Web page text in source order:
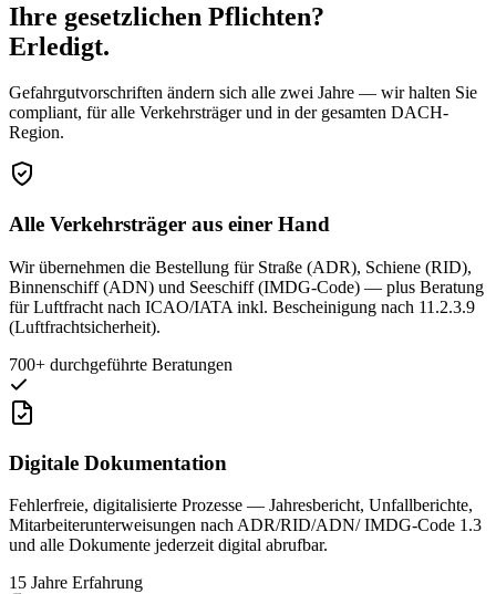
Ihre gesetzlichen Pflichten?
Erledigt.
Gefahrgutvorschriften ändern sich alle zwei Jahre — wir halten Sie
compliant, für alle Verkehrsträger und in der gesamten DACH-
Region.
Alle Verkehrsträger aus einer Hand
Wir übernehmen die Bestellung für Straße (ADR), Schiene (RID),
Binnenschiff (ADN) und Seeschiff (IMDG-Code) — plus Beratung
für Luftfracht nach ICAO/IATA inkl. Bescheinigung nach 11.2.3.9
(Luftfrachtsicherheit).
700+ durchgeführte Beratungen
Digitale Dokumentation
Fehlerfreie, digitalisierte Prozesse — Jahresbericht, Unfallberichte,
Mitarbeiterunterweisungen nach ADR/RID/ADN/ IMDG-Code 1.3
und alle Dokumente jederzeit digital abrufbar.
15 Jahre Erfahrung